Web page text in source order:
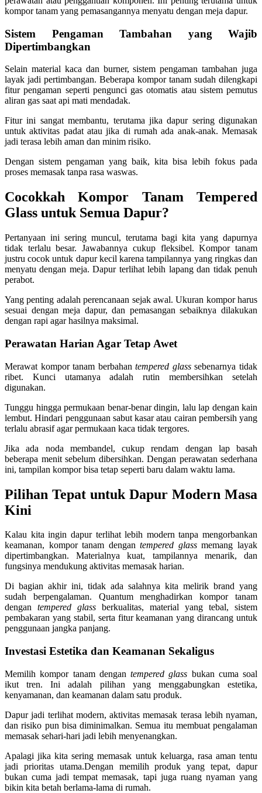
kompor tanam yang pemasangannya menyatu dengan meja dapur.
Sistem Pengaman Tambahan yang Wajib
Dipertimbangkan
Selain material kaca dan burner, sistem pengaman tambahan juga
layak jadi pertimbangan. Beberapa kompor tanam sudah dilengkapi
fitur pengaman seperti pengunci gas otomatis atau sistem pemutus
aliran gas saat api mati mendadak.
Fitur ini sangat membantu, terutama jika dapur sering digunakan
untuk aktivitas padat atau jika di rumah ada anak-anak. Memasak
jadi terasa lebih aman dan minim risiko.
Dengan sistem pengaman yang baik, kita bisa lebih fokus pada
proses memasak tanpa rasa waswas.
Cocokkah Kompor Tanam Tempered
Glass untuk Semua Dapur?
Pertanyaan ini sering muncul, terutama bagi kita yang dapurnya
tidak terlalu besar. Jawabannya cukup fleksibel. Kompor tanam
justru cocok untuk dapur kecil karena tampilannya yang ringkas dan
menyatu dengan meja. Dapur terlihat lebih lapang dan tidak penuh
perabot.
Yang penting adalah perencanaan sejak awal. Ukuran kompor harus
sesuai dengan meja dapur, dan pemasangan sebaiknya dilakukan
dengan rapi agar hasilnya maksimal.
Perawatan Harian Agar Tetap Awet
Merawat kompor tanam berbahantempered glasssebenarnya tidak
ribet. Kunci utamanya adalah rutin membersihkan setelah
digunakan.
Tunggu hingga permukaan benar-benar dingin, lalu lap dengan kain
lembut. Hindari penggunaan sabut kasar atau cairan pembersih yang
terlalu abrasif agar permukaan kaca tidak tergores.
Jika ada noda membandel, cukup rendam dengan lap basah
beberapa menit sebelum dibersihkan. Dengan perawatan sederhana
ini, tampilan kompor bisa tetap seperti baru dalam waktu lama.
Pilihan Tepat untuk Dapur Modern Masa
Kini
Kalau kita ingin dapur terlihat lebih modern tanpa mengorbankan
keamanan, kompor tanam dengantempered glassmemang layak
dipertimbangkan. Materialnya kuat, tampilannya menarik, dan
fungsinya mendukung aktivitas memasak harian.
Di bagian akhir ini, tidak ada salahnya kita melirik brand yang
sudah berpengalaman. Quantum menghadirkan kompor tanam
dengan tempered glass berkualitas, material yang tebal, sistem
pembakaran yang stabil, serta fitur keamanan yang dirancang untuk
penggunaan jangka panjang.
Investasi Estetika dan Keamanan Sekaligus
Memilih kompor tanam dengan tempered glass bukan cuma soal
ikut tren. Ini adalah pilihan yang menggabungkan estetika,
kenyamanan, dan keamanan dalam satu produk.
Dapur jadi terlihat modern, aktivitas memasak terasa lebih nyaman,
dan risiko pun bisa diminimalkan. Semua itu membuat pengalaman
memasak sehari-hari jadi lebih menyenangkan.
Apalagi jika kita sering memasak untuk keluarga, rasa aman tentu
jadi prioritas utama.Dengan memilih produk yang tepat, dapur
bukan cuma jadi tempat memasak, tapi juga ruang nyaman yang
bikin kita betah berlama-lama di rumah.